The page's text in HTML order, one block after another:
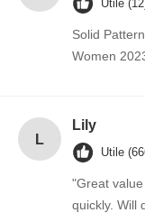
Utile
Solid
Women
L
Lily
Utile
"Great
quickly. Will